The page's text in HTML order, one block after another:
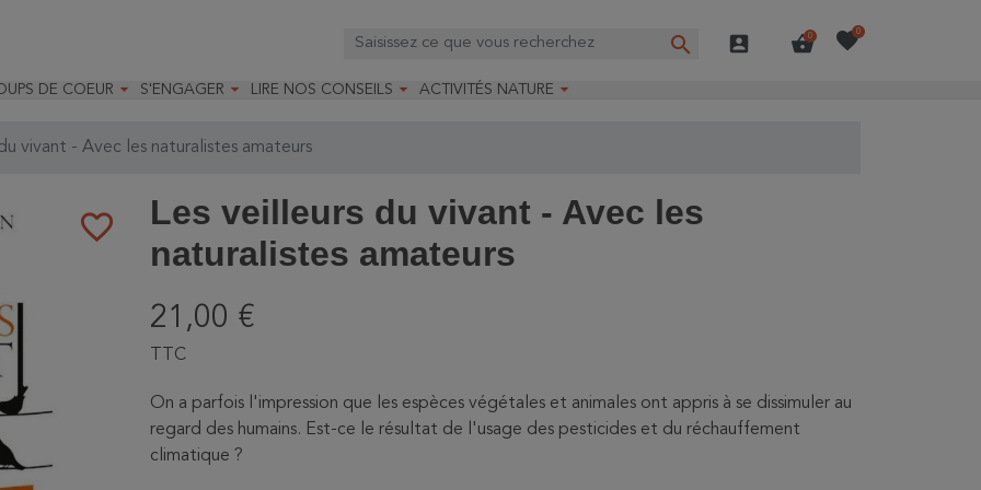
search account_box shopping_basket
0 favorite0
DE COEUR  S'ENGAGER 
Faire un legs
LIRE NOS CONSEILS 
Installer un abreuvoir
ACTIVITÉS NATURE 
vivant - Avec les naturalistes amateurs
favorite_border
Les veilleurs du vivant - Avec les
naturalistes amateurs
21,00 €
TTC
On a parfois l'impression que les espèces végétales et animales ont appris à se dissimuler au
regard des humains. Est-ce le résultat de l'usage des pesticides et du réchauffement
climatique ?